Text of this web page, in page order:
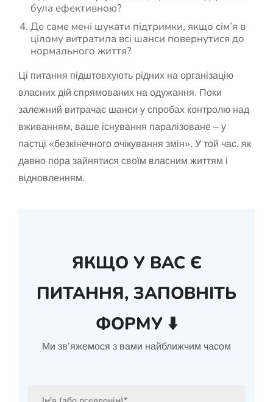
була ефективною?
Де саме мені шукати підтримки, якщо сім’я в
цілому витратила всі шанси повернутися до
нормального життя?
Ці питання підштовхують рідних на організацію
власних дій спрямованих на одужання. Поки
залежний витрачає шанси у спробах контролю над
вживанням, ваше існування паралізоване – у
пастці «безкінечного очікування змін». У той час, як
давно пора зайнятися своїм власним життям і
відновленням.
ЯКЩО У ВАС Є
ПИТАННЯ, ЗАПОВНІТЬ
ФОРМУ ⬇️
Ми зв’яжемося з вами найближчим часом